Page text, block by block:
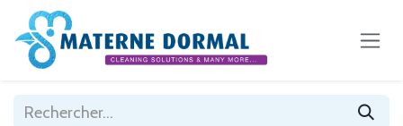
Se rendre au contenu